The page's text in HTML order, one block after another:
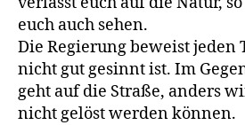
euch auch sehen.
Die Regierung beweist jeden
nicht gut gesinnt ist. Im
geht auf die Straße, anders
nicht gelöst werden können.